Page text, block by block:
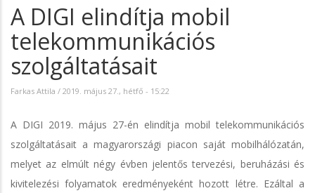
A DIGI elindítja mobil
telekommunikációs
szolgáltatásait
Farkas Attila / 2019. május 27., hétfő - 15:22
A DIGI 2019. május 27-én elindítja mobil telekommunikációs
szolgáltatásait a magyarországi piacon saját mobilhálózatán,
melyet az elmúlt négy évben jelentős tervezési, beruházási és
kivitelezési folyamatok eredményeként hozott létre. Ezáltal a